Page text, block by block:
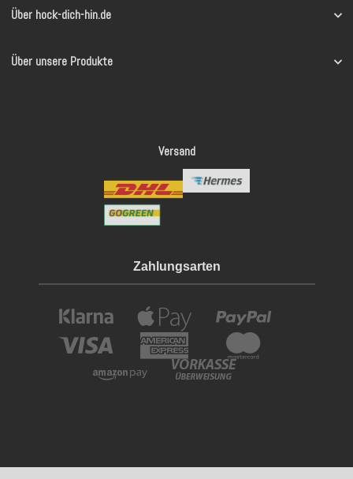
Über hock-dich-hin.de
Über unsere Produkte
Versand
Zahlungsarten